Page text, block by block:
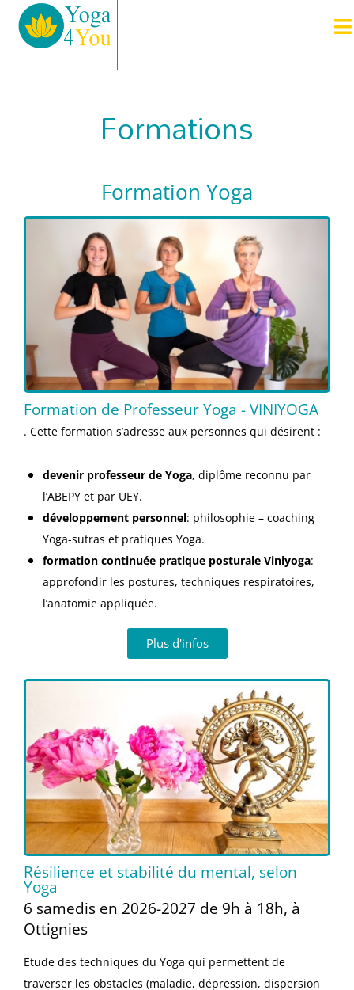
Formations
Formation Yoga
Formation de Professeur Yoga - VINIYOGA
. Cette formation s’adresse aux personnes qui désirent :
devenir professeur de Yoga, diplôme reconnu par
l’ABEPY et par UEY.
développement personnel: philosophie – coaching
Yoga-sutras et pratiques Yoga.
formation continuée pratique posturale Viniyoga:
approfondir les postures, techniques respiratoires,
l’anatomie appliquée.
Plus d'infos
Résilience et stabilité du mental, selon
Yoga​
6 samedis en 2026-2027 de 9h à 18h, à
Ottignies
Etude des techniques du Yoga qui permettent de
traverser les obstacles (maladie, dépression, dispersion